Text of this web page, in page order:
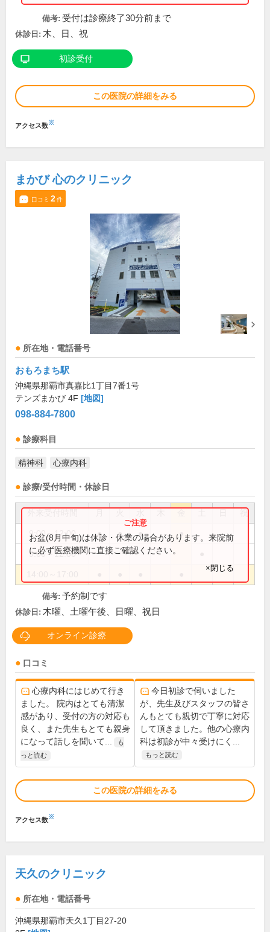
備考: 受付は診療終了30分前まで
休診日: 木、日、祝
初診受付
この医院の詳細をみる
アクセス数※
まかび 心のクリニック
口コミ 2件
所在地・電話番号
おもろまち駅
沖縄県那覇市真嘉比1丁目7番1号
テンズまかび 4F [地図]
098-884-7800
診療科目
精神科 心療内科
診療/受付時間・休診日
祝
9:00～12:00 ● ● ● ●
9:00～12:30
お盆(8月中旬)は休診・休業の場合があります。来院前
に必ず医療機関に直接ご確認ください。
×閉じる
備考: 予約制です
休診日: 木曜、土曜午後、日曜、祝日
オンライン診療
口コミ
心療内科にはじめて行き
ました。 院内はとても清潔
感があり、受付の方の対応も
良く、また先生もとても親身
になって話しを聞いて...
も
っと読む
今日初診で伺いました
が、先生及びスタッフの皆さ
んもとても親切で丁寧に対応
して頂きました。他の心療内
科は初診が中々受けにく...
もっと読む
この医院の詳細をみる
アクセス数※
天久のクリニック
所在地・電話番号
沖縄県那覇市天久1丁目27-20